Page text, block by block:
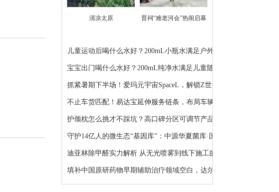
清凉太原 晋祠“难老河会”热闹启幕
儿童运动后喝什么水好？200mL小瓶水满足户外补水需求
宝宝出门喝什么水好？200mL纯净水满足儿童随身补水...
抓紧暑期下半场！爱玛元宇宙SpaceL，解锁Z世代女生...
不止车货匹配！易达宝延伸服务链条，布局车辆租售...
护颈枕怎么挑才不踩坑？高口碑分区可调节产品，精...
守护14亿人的微生态“基因库”：中源华夏菌库·国微...
迪亚林除甲醛实力解析 从无光喷雾到线下施工的系统...
填补中国原研药物早期辅助治疗领域空白，达尔西利...